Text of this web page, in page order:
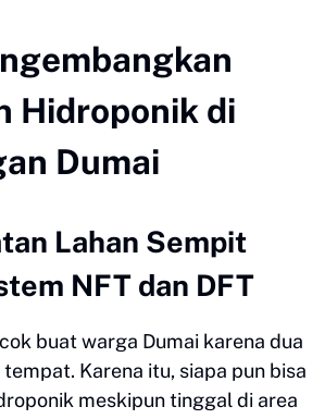
Hidroponik di
Dumai
Lahan Sempit
NFT dan DFT
buat warga Dumai karena dua
Karena itu, siapa pun bisa
meskipun tinggal di area